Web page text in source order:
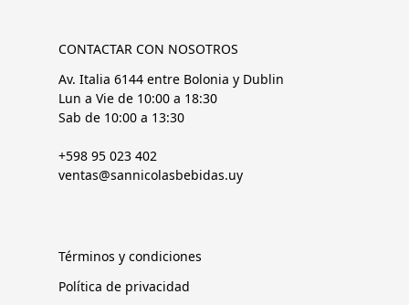
CONTACTAR CON NOSOTROS
Av. Italia 6144 entre Bolonia y Dublin
Lun a Vie de 10:00 a 18:30
Sab de 10:00 a 13:30
+598 95 023 402
ventas@sannicolasbebidas.uy
Términos y condiciones
Política de privacidad